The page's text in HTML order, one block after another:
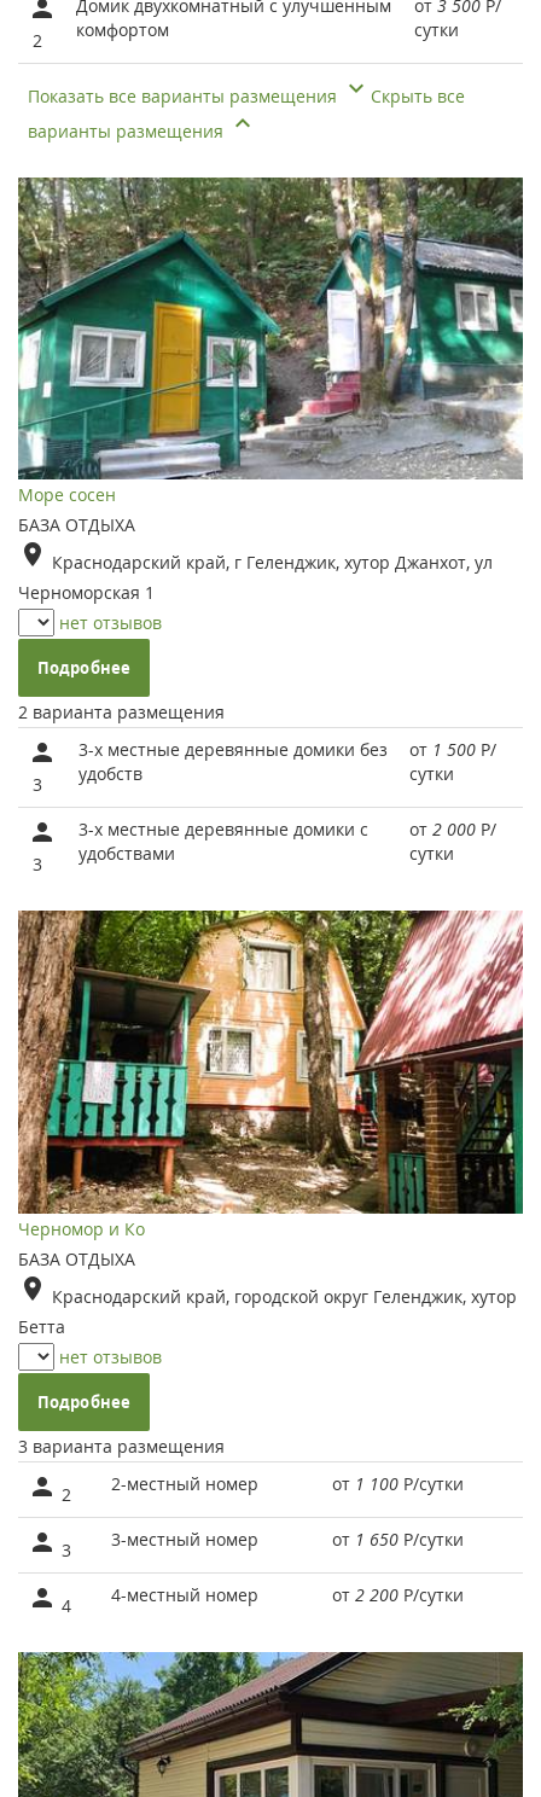
2
Домик двухкомнатный с улучшенным
комфортом
от 3 500 Р/
сутки
Показать все варианты размещения
Скрыть все
варианты размещения
Море сосен
БАЗА ОТДЫХА
Краснодарский край, г Геленджик, хутор Джанхот, ул
Черноморская 1
нет отзывов
Подробнее
2 варианта размещения
3
3-х местные деревянные домики без
удобств
от 1 500 Р/
сутки
3
3-х местные деревянные домики с
удобствами
от 2 000 Р/
сутки
Черномор и Ко
БАЗА ОТДЫХА
Краснодарский край, городской округ Геленджик, хутор
Бетта
нет отзывов
Подробнее
3 варианта размещения
2 2-местный номер от 1 100 Р/сутки
3 3-местный номер от 1 650 Р/сутки
4 4-местный номер от 2 200 Р/сутки